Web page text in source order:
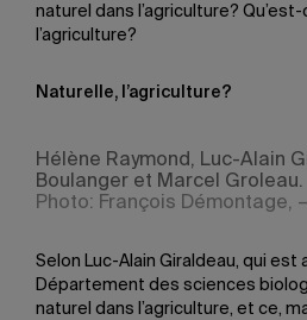
naturel dans l’agriculture?
l’agriculture?
Naturelle, l’agriculture?
Hélène Raymond, Luc-Alain
Boulanger et Marcel Groleau.
Photo: François Démontage, –
Selon Luc-Alain Giraldeau, qui est
Département des sciences
naturel dans l’agriculture, et ce,